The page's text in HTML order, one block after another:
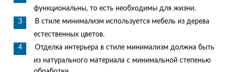
функциональны, то есть необходимы для жизни.
В стиле минимализм используется мебель из дерева
естественных цветов.
Отделка интерьера в стиле минимализм должна быть
из натурального материала с минимальной степенью